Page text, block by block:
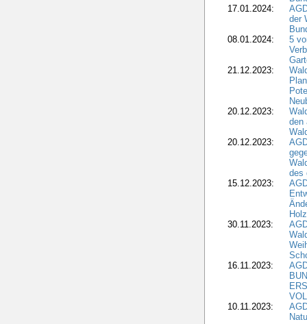
17.01.2024:
der
08.01.2024:
5
21.12.2023:
20.12.2023:
den
20.12.2023:
des
15.12.2023:
30.11.2023:
16.11.2023:
10.11.2023: